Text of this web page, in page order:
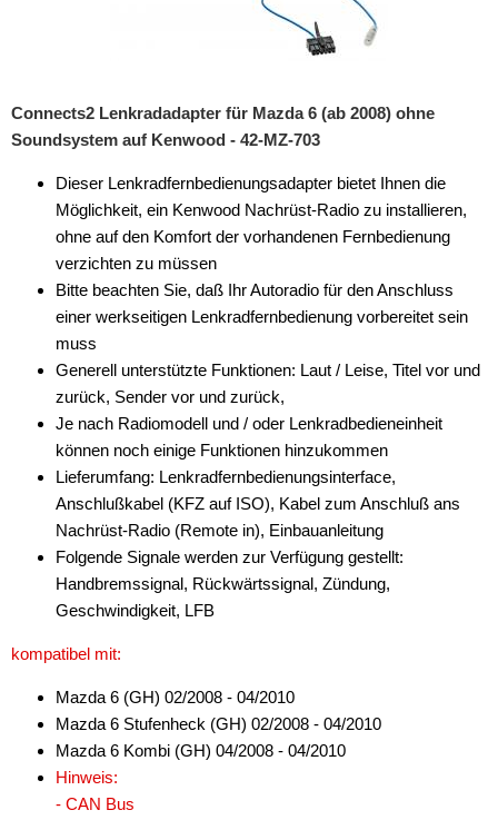
für VW
Universal
Marderschutz
Multimediainterface
Parkscheiben
Radioadapter
Radioblenden
Radioeinbausets
Radiorahmen
SD-Adapter
Stromversorgung
Subwoofer-Zubehör
USB-Adapter
Verstärker-Zubehör
Vorverstärkeradapter
Wechsler-Zubehör
Connects2 Lenkradadapter für Mazda 6 (ab 2008) ohne
Soundsystem auf Kenwood - 42-MZ-703
Dieser Lenkradfernbedienungsadapter bietet Ihnen die
Möglichkeit, ein Kenwood Nachrüst-Radio zu installieren,
ohne auf den Komfort der vorhandenen Fernbedienung
verzichten zu müssen
Bitte beachten Sie, daß Ihr Autoradio für den Anschluss
einer werkseitigen Lenkradfernbedienung vorbereitet sein
muss
Generell unterstützte Funktionen: Laut / Leise, Titel vor und
zurück, Sender vor und zurück,
Je nach Radiomodell und / oder Lenkradbedieneinheit
können noch einige Funktionen hinzukommen
Lieferumfang: Lenkradfernbedienungsinterface,
Anschlußkabel (KFZ auf ISO), Kabel zum Anschluß ans
Nachrüst-Radio (Remote in), Einbauanleitung
Folgende Signale werden zur Verfügung gestellt:
Handbremssignal, Rückwärtssignal, Zündung,
Geschwindigkeit, LFB
kompatibel mit:
Mazda 6 (GH) 02/2008 - 04/2010
Mazda 6 Stufenheck (GH) 02/2008 - 04/2010
Mazda 6 Kombi (GH) 04/2008 - 04/2010
Hinweis:
- CAN Bus